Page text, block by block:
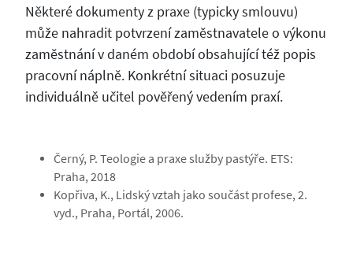
Některé dokumenty z praxe (typicky smlouvu)
může nahradit potvrzení zaměstnavatele o výkonu
zaměstnání v daném období obsahující též popis
pracovní náplně. Konkrétní situaci posuzuje
individuálně učitel pověřený vedením praxí.
Černý, P. Teologie a praxe služby pastýře. ETS:
Praha, 2018
Kopřiva, K., Lidský vztah jako součást profese, 2.
vyd., Praha, Portál, 2006.